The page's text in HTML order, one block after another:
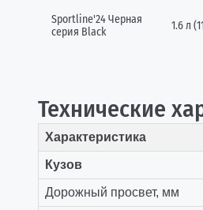
Sportline'24 Черная
серия Black
1.6 л
Технические
Характеристика
Кузов
Дорожный просвет, мм